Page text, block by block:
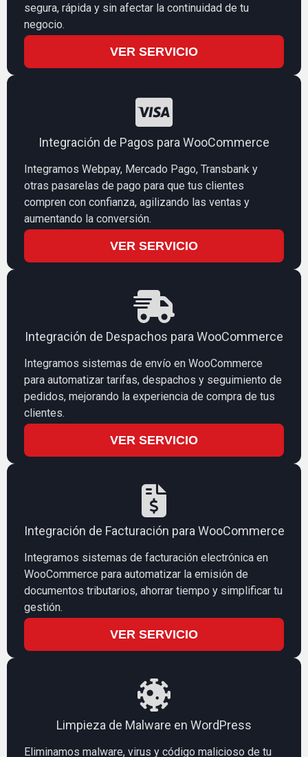
segura, rápida y sin afectar la continuidad de tu
negocio.
VER SERVICIO
Integración de Pagos para WooCommerce
Integramos Webpay, Mercado Pago, Transbank y
otras pasarelas de pago para que tus clientes
compren con confianza, agilizando las ventas y
aumentando la conversión.
VER SERVICIO
Integración de Despachos para WooCommerce
Integramos sistemas de envío en WooCommerce
para automatizar tarifas, despachos y seguimiento de
pedidos, mejorando la experiencia de compra de tus
clientes.
VER SERVICIO
Integración de Facturación para WooCommerce
Integramos sistemas de facturación electrónica en
WooCommerce para automatizar la emisión de
documentos tributarios, ahorrar tiempo y simplificar tu
gestión.
VER SERVICIO
Limpieza de Malware en WordPress
Eliminamos malware, virus y código malicioso de tu